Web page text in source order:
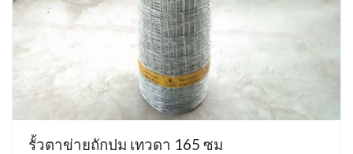
รั้วตาข่ายถักปม เทวดา 165 ซม